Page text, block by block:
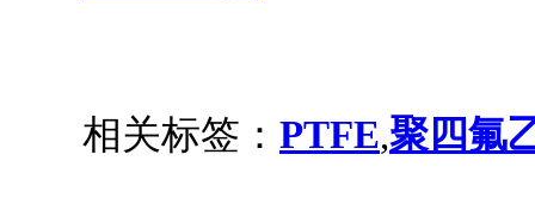
相关标签： PTFE,聚四氟